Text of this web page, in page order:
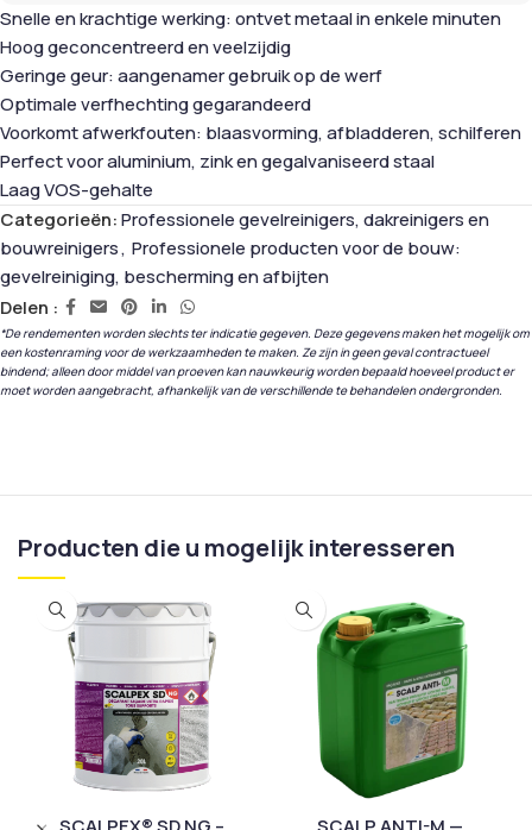
Snelle en krachtige werking: ontvet metaal in enkele minuten
Hoog geconcentreerd en veelzijdig
Geringe geur: aangenamer gebruik op de werf
Optimale verfhechting gegarandeerd
Voorkomt afwerkfouten: blaasvorming, afbladderen, schilferen
Perfect voor aluminium, zink en gegalvaniseerd staal
Laag VOS-gehalte
Categorieën:Professionele gevelreinigers, dakreinigers en
bouwreinigers, Professionele producten voor de bouw:
gevelreiniging, bescherming en afbijten
Delen :
*De rendementen worden slechts ter indicatie gegeven. Deze gegevens maken het mogelijk om
een kostenraming voor de werkzaamheden te maken. Ze zijn in geen geval contractueel
bindend; alleen door middel van proeven kan nauwkeurig worden bepaald hoeveel product er
moet worden aangebracht, afhankelijk van de verschillende te behandelen ondergronden.
Producten die u mogelijk interesseren